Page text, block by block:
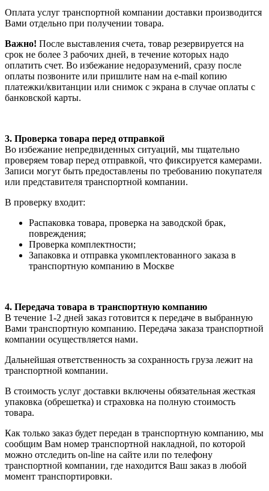
Оплата услуг транспортной компании доставки производится
Вами отдельно при получении товара.
Важно! После выставления счета, товар резервируется на
срок не более 3 рабочих дней, в течение которых надо
оплатить счет. Во избежание недоразумений, сразу после
оплаты позвоните или пришлите нам на e-mail копию
платежки/квитанции или снимок с экрана в случае оплаты с
банковской карты.
3. Проверка товара перед отправкой
Во избежание непредвиденных ситуаций, мы тщательно
проверяем товар перед отправкой, что фиксируется камерами.
Записи могут быть предоставлены по требованию покупателя
или представителя транспортной компании.
В проверку входит:
Распаковка товара, проверка на заводской брак,
повреждения;
Проверка комплектности;
Запаковка и отправка укомплектованного заказа в
транспортную компанию в Москве
4. Передача товара в транспортную компанию
В течение 1-2 дней заказ готовится к передаче в выбранную
Вами транспортную компанию. Передача заказа транспортной
компании осуществляется нами.
Дальнейшая ответственность за сохранность груза лежит на
транспортной компании.
В стоимость услуг доставки включены обязательная жесткая
упаковка (обрешетка) и страховка на полную стоимость
товара.
Как только заказ будет передан в транспортную компанию, мы
сообщим Вам номер транспортной накладной, по которой
можно отследить on-line на сайте или по телефону
транспортной компании, где находится Ваш заказ в любой
момент транспортировки.